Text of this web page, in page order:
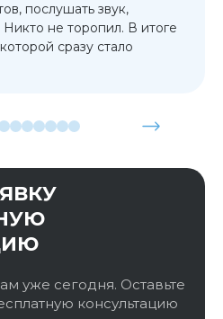
послушать звук,
Никто не торопил. В итоге
сразу стало
уже сегодня. Оставьте
консультацию